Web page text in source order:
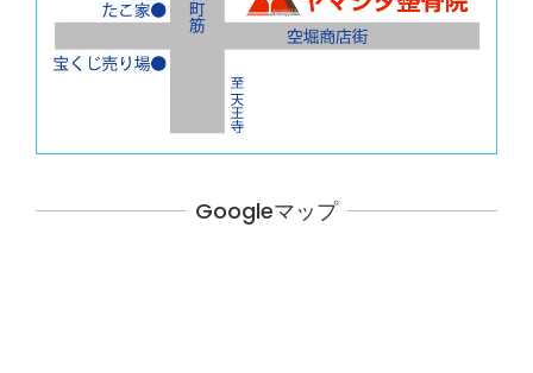
Googleマップ